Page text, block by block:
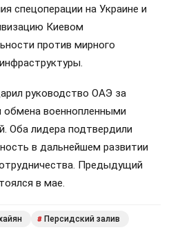
спецоперации на Украине и
Киевом
против мирного
руководство ОАЭ за
обмена военнопленными
Оба лидера подтвердили
в дальнейшем развитии
Предыдущий
в мае.
# Персидский залив